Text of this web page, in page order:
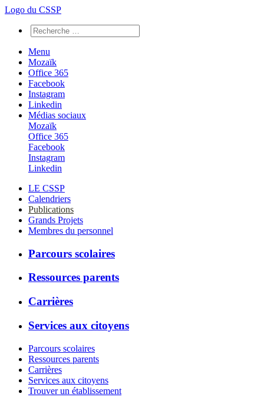
Logo du CSSP
Menu
Mozaïk
Office 365
Facebook
Instagram
Linkedin
Médias sociaux
Mozaïk
Office 365
Facebook
Instagram
Linkedin
LE CSSP
Calendriers
Publications
Grands Projets
Membres du personnel
Parcours scolaires
Ressources parents
Carrières
Services aux citoyens
Parcours scolaires
Ressources parents
Carrières
Services aux citoyens
Trouver un établissement